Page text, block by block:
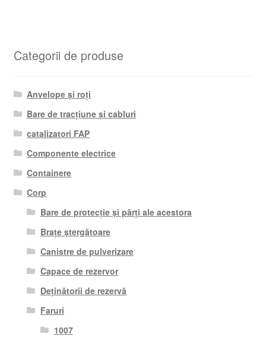
Categorii de produse
Anvelope și roți
Bare de tracțiune și cabluri
catalizatori FAP
Componente electrice
Containere
Corp
Bare de protecție și părți ale acestora
Brațe ștergătoare
Canistre de pulverizare
Capace de rezervor
Deținătorii de rezervă
Faruri
1007